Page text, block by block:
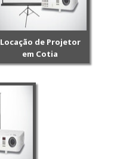
Locação de Projetor
em Cotia